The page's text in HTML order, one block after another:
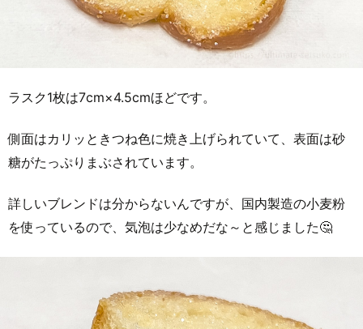
ラスク1枚は7cm×4.5cmほどです。
側面はカリッときつね色に焼き上げられていて、表面は砂
糖がたっぷりまぶされています。
詳しいブレンドは分からないんですが、国内製造の小麦粉
を使っているので、気泡は少なめだな～と感じました🤔